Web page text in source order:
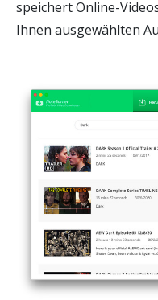
speichert Online-
Ihnen ausgewählten